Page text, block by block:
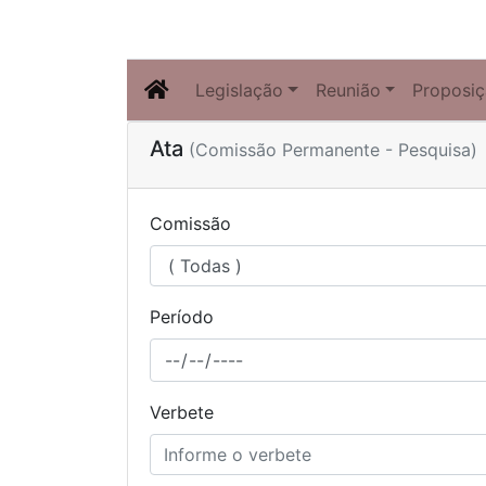
Legislação Reunião
Ata (Comissão Permanente - Pesquisa)
Comissão
Período
Verbete